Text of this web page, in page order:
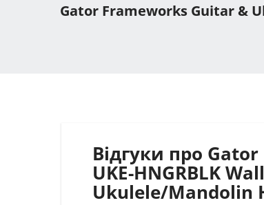
Gator Frameworks Guitar &
Відгуки про
UKE-HNGRBLK
Ukulele/Mandolin